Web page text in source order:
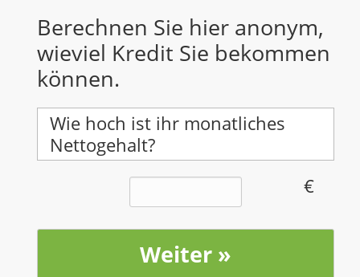
Berechnen Sie hier anonym,
wieviel Kredit Sie bekommen
können.
Wie hoch ist ihr monatliches
Nettogehalt?